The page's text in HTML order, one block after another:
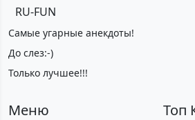
RU-FUN
Самые угарные анекдоты!
До слез:-)
Только лучшее!!!
Меню Топ